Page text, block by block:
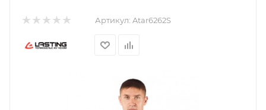
Артикул: Atar6262S